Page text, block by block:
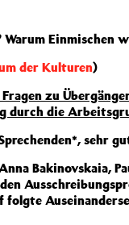
Warum Einmischen
der Kulturen)
zu
durch die
sehr
Bakinovskaia,
folgte